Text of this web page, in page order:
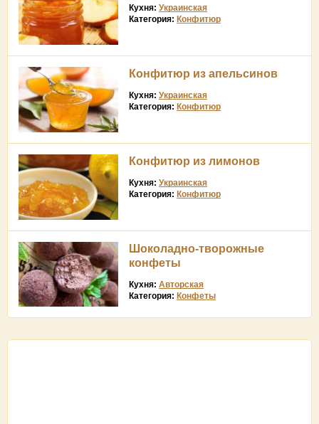
Кухня: Украинская
Категория: Конфитюр
Конфитюр из апельсинов
Кухня: Украинская
Категория: Конфитюр
Конфитюр из лимонов
Кухня: Украинская
Категория: Конфитюр
Шоколадно-творожные
конфеты
Кухня: Авторская
Категория: Конфеты